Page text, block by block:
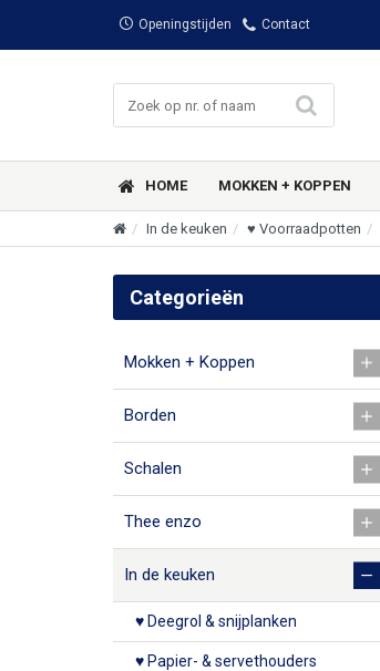
Openingstijden Contact
HOME MOKKEN + KOPPEN
In de keuken ♥ Voorraadpotten
Categorieën
Mokken + Koppen
Borden
Schalen
Thee enzo
In de keuken
♥ Deegrol & snijplanken
♥ Papier- & servethouders